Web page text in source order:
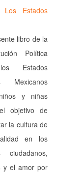
Los Estados
libro de la
Política
Estados
Mexicanos
y niñas
objetivo de
la cultura de
en los
ciudadanos,
y el amor por